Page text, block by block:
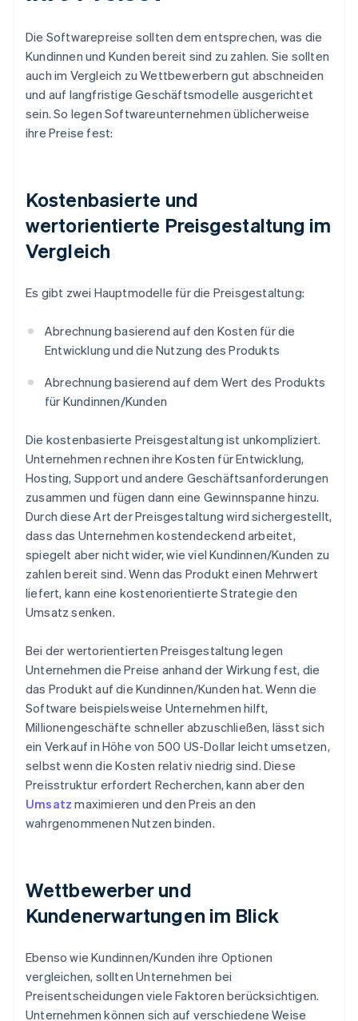
Die Softwarepreise sollten dem entsprechen, was die
Kundinnen und Kunden bereit sind zu zahlen. Sie sollten
auch im Vergleich zu Wettbewerbern gut abschneiden
und auf langfristige Geschäftsmodelle ausgerichtet
sein. So legen Softwareunternehmen üblicherweise
ihre Preise fest:
Kostenbasierte und
wertorientierte Preisgestaltung im
Vergleich
Es gibt zwei Hauptmodelle für die Preisgestaltung:
Abrechnung basierend auf den Kosten für die
Entwicklung und die Nutzung des Produkts
Abrechnung basierend auf dem Wert des Produkts
für Kundinnen/Kunden
Die kostenbasierte Preisgestaltung ist unkompliziert.
Unternehmen rechnen ihre Kosten für Entwicklung,
Hosting, Support und andere Geschäftsanforderungen
zusammen und fügen dann eine Gewinnspanne hinzu.
Durch diese Art der Preisgestaltung wird sichergestellt,
dass das Unternehmen kostendeckend arbeitet,
spiegelt aber nicht wider, wie viel Kundinnen/Kunden zu
zahlen bereit sind. Wenn das Produkt einen Mehrwert
liefert, kann eine kostenorientierte Strategie den
Umsatz senken.
Bei der wertorientierten Preisgestaltung legen
Unternehmen die Preise anhand der Wirkung fest, die
das Produkt auf die Kundinnen/Kunden hat. Wenn die
Software beispielsweise Unternehmen hilft,
Millionengeschäfte schneller abzuschließen, lässt sich
ein Verkauf in Höhe von 500 US-Dollar leicht umsetzen,
selbst wenn die Kosten relativ niedrig sind. Diese
Preisstruktur erfordert Recherchen, kann aber den
Umsatz maximieren und den Preis an den
wahrgenommenen Nutzen binden.
Wettbewerber und
Kundenerwartungen im Blick
Ebenso wie Kundinnen/Kunden ihre Optionen
vergleichen, sollten Unternehmen bei
Preisentscheidungen viele Faktoren berücksichtigen.
Unternehmen können sich auf verschiedene Weise